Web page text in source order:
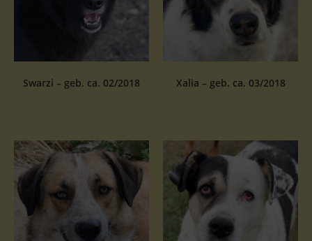
Swarzi – geb. ca. 02/2018 Xalia – geb. ca. 03/2018